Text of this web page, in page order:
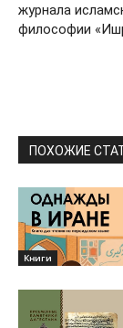
журнала
философии
ПОХОЖИЕ
Книги